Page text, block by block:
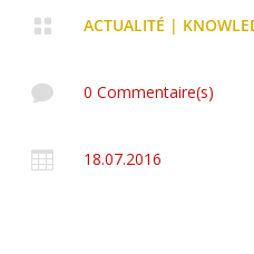
 ACTUALITÉ |
 0 Commentaire(s)
 18.07.2016